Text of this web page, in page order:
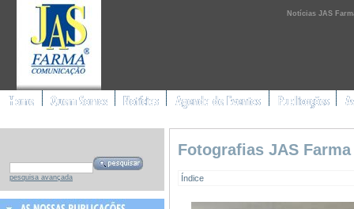
Notícias JAS
pesquisa avançada
Fotografias JAS
Índice